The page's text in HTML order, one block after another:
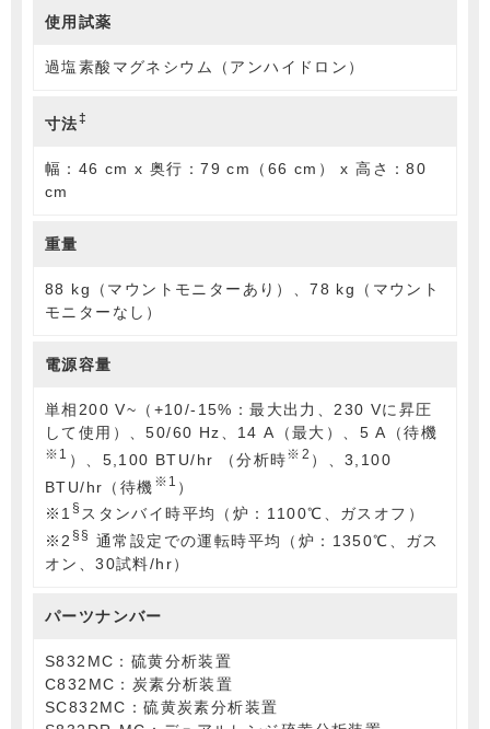
使用試薬
過塩素酸マグネシウム（アンハイドロン）
寸法‡
幅：46 cm x 奥行：79 cm（66 cm） x 高さ：80
cm
重量
88 kg（マウントモニターあり）、78 kg（マウント
モニターなし）
電源容量
単相200 V~（+10/-15%：最大出力、230 Vに昇圧
して使用）、50/60 Hz、14 A（最大）、5 A（待機
※1 ）、5,100 BTU/hr （分析時※2 ）、3,100
BTU/hr（待機 ※1 ）
※1 § スタンバイ時平均（炉：1100℃、ガスオフ）
※2 §§
通常設定での運転時平均（炉：1350℃、ガス
オン、30試料/hr）
パーツナンバー
S832MC：硫黄分析装置
C832MC：炭素分析装置
SC832MC：硫黄炭素分析装置